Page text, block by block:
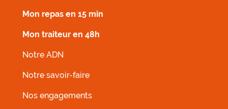
Mon repas en 15 min
Mon traiteur en 48h
Notre ADN
Notre savoir-faire
Nos engagements